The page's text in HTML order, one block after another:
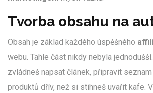
Tvorba obsahu na
Obsah je základ každého úspěšného
webu. Tahle část nikdy nebyla
zvládneš napsat článek, připravit
produktů dřív, než si stihneš uvařit kafe.